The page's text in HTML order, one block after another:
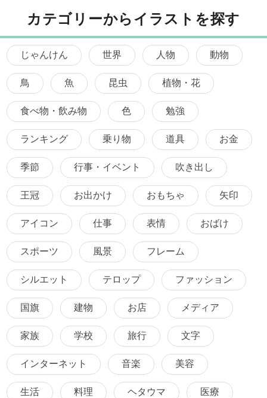
カテゴリーからイラストを探す
じゃんけん 世界 人物 動物
鳥 魚 昆虫 植物・花
食べ物・飲み物 色 勉強
ランキング 乗り物 道具 お金
季節 行事・イベント 吹き出し
王冠 お出かけ おもちゃ 矢印
アイコン 仕事 表情 おばけ
スポーツ 風景 フレーム
シルエット テロップ ファッション
国旗 建物 お店 メディア
家族 学校 旅行 文字
インターネット 音楽 美容
生活 料理 ヘタウマ 医療